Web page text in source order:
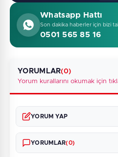
Whatsapp Hattı
Son dakika haberler için bizi
0501 565 85 16
YORUMLAR(0)
Yorum kurallarını okumak için
YORUM YAP
YORUMLAR(0)